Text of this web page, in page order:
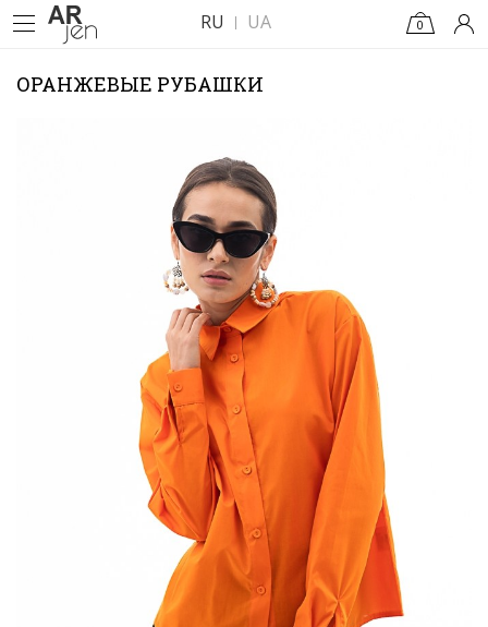
RU UA 0
ОРАНЖЕВЫЕ РУБАШКИ